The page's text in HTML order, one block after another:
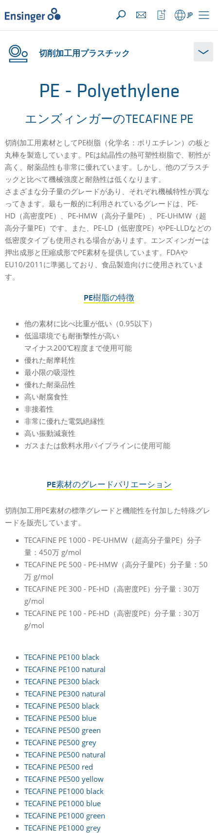
お問い合わせリスト ({{productCount}} 件の素材)開く
ホ
ー
ム
JP
ウ
ォ
ッ
く
切削加工用プラスチック
PE - Polyethylene
エンズィンガーのTECAFINE PE
切削加工用素材としてPE樹脂（化学名：ポリエチレン）の板と
丸棒を製造しています。PEは結晶性の熱可塑性樹脂で、靭性が
高く、耐薬品性も非常に優れています。しかし、他のプラスチ
ックと比べて機械強度と耐熱性は低くなります。
さまざまな分子量のグレードがあり、それぞれ機械特性が異な
ってきます。最も一般的に利用されているグレードは、PE-
HD（高密度PE）、PE-HMW（高分子量PE）、PE-UHMW（超
高分子量PE）です。また、PE-LD（低密度PE）やPE-LLDなどの
低密度タイプも使用される場合があります。エンズィンガーは
押出成形と圧縮成形でPE素材を提供しています。FDAや
EU10/2011に準拠しており、食品製造向けに使用されていま
す。
PE樹脂の特徴
他の素材に比べ比重が低い（0.95以下）
低温環境でも耐衝撃性が高い
マイナス200℃程度まで使用可能
優れた耐摩耗性
最小限の吸湿性
優れた耐薬品性
高い耐腐食性
非接着性
非常に優れた電気絶縁性
高い振動減衰性
ガスまたは飲料水用パイプラインに使用可能
PE素材のグレードバリエーション
切削加工用PE素材の標準グレードと機能性を付加した特殊グレ
ードを販売しています。
TECAFINE PE 1000 - PE-UHMW（超高分子量PE）分子
量：450万 g/mol
TECAFINE PE 500 - PE-HMW（高分子量PE）分子量：50
万 g/mol
TECAFINE PE 300 - PE-HD（高密度PE）分子量：30万
g/mol
TECAFINE PE 100 - PE-HD（高密度PE）分子量：30万
g/mol
TECAFINE PE100 black
TECAFINE PE100 natural
TECAFINE PE300 black
TECAFINE PE300 natural
TECAFINE PE500 black
TECAFINE PE500 blue
TECAFINE PE500 green
TECAFINE PE500 grey
TECAFINE PE500 natural
TECAFINE PE500 red
TECAFINE PE500 yellow
TECAFINE PE1000 black
TECAFINE PE1000 blue
TECAFINE PE1000 green
TECAFINE PE1000 grey